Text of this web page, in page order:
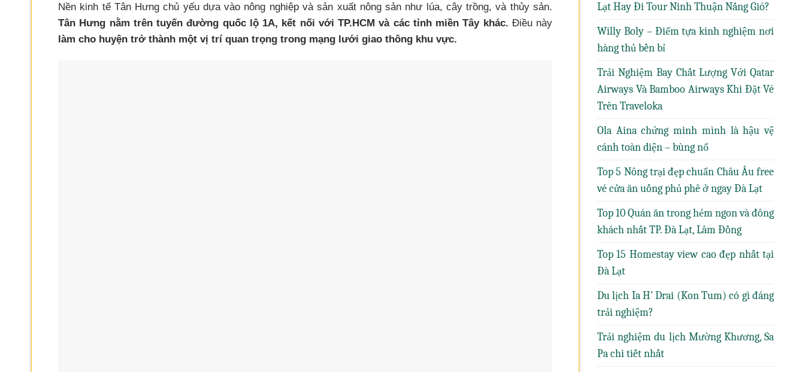
Nền kinh tế Tân Hưng chủ yếu dựa vào nông nghiệp và sản xuất nông sản như lúa, cây trồng, và thủy sản.
Tân Hưng nằm trên tuyến đường quốc lộ 1A, kết nối với TP.HCM và các tỉnh miền Tây khác. Điều này
làm cho huyện trở thành một vị trí quan trọng trong mạng lưới giao thông khu vực.
Lạt Hay Đi Tour Ninh Thuận Nắng Gió?
Willy Boly – Điểm tựa kinh nghiệm nơi
hàng thủ bền bỉ
Trải Nghiệm Bay Chất Lượng Với Qatar
Airways Và Bamboo Airways Khi Đặt Vé
Trên Traveloka
Ola Aina chứng minh mình là hậu vệ
cánh toàn diện – bùng nổ
Top 5 Nông trại đẹp chuẩn Châu Âu free
vé cửa ăn uống phủ phê ở ngay Đà Lạt
Top 10 Quán ăn trong hẻm ngon và đông
khách nhất TP. Đà Lạt, Lâm Đồng
Top 15 Homestay view cao đẹp nhất tại
Đà Lạt
Du lịch Ia H’ Drai (Kon Tum) có gì đáng
trải nghiệm?
Trải nghiệm du lịch Mường Khương, Sa
Pa chi tiết nhất